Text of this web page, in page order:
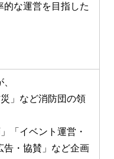
的な運営を目指した
」など消防団の領
「イベント運営・
告・協賛」など企画